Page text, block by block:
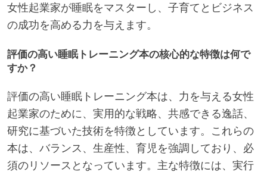
女性起業家が睡眠をマスターし、子育てとビジネス
の成功を高める力を与えます。
評価の高い睡眠トレーニング本の核心的な特徴は何で
すか？
評価の高い睡眠トレーニング本は、力を与える女性
起業家のために、実用的な戦略、共感できる逸話、
研究に基づいた技術を特徴としています。これらの
本は、バランス、生産性、育児を強調しており、必
須のリソースとなっています。主な特徴には、実行